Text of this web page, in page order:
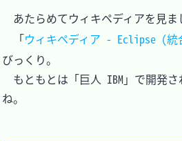
あたらめてウィキペディアを見ま
「ウィキペディア - Eclipse (統
びっくり。
もともとは「巨人 IBM」で開発
ね。